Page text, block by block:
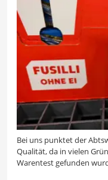
Bei uns punktet der
Qualität, da in vielen
Warentest gefunden